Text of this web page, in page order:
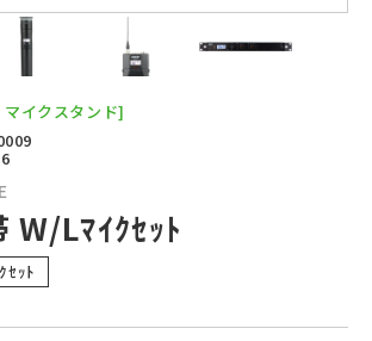
イクスタンド]
W/Lﾏｲｸｾｯﾄ
ｾｯﾄ